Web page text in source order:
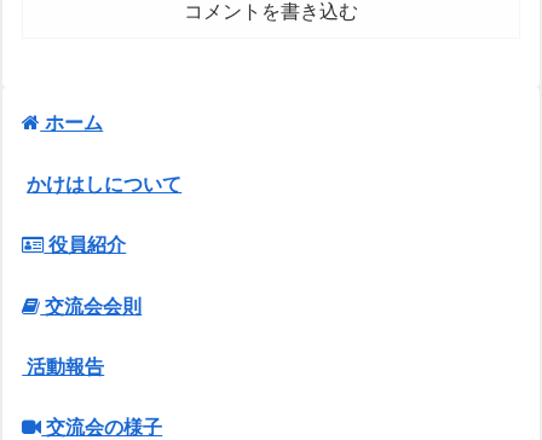
コメントを書き込む
ホーム
かけはしについて
役員紹介
交流会会則
活動報告
交流会の様子